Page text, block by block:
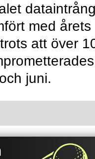
med årets
att över
juni.